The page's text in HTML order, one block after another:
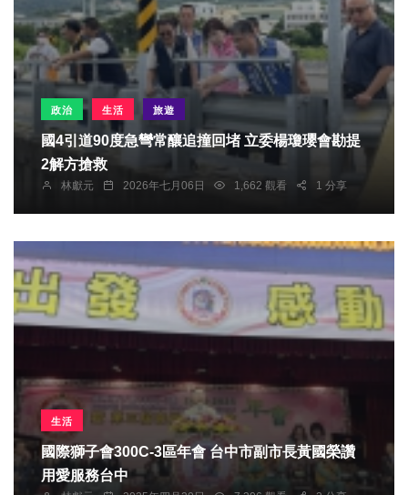
政治 生活 旅遊
國4引道90度急彎常釀追撞回堵 立委楊瓊瓔會勘提
2解方搶救
林獻元 2026年七月06日 1,662 觀看 1 分享
生活
國際獅子會300C-3區年會 台中市副市長黃國榮讚
用愛服務台中